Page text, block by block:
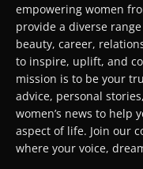
empowering women
provide a diverse
beauty, career,
to inspire, uplift, and
mission is to be your
advice, personal
women’s news to help
aspect of life. Join our
where your voice,